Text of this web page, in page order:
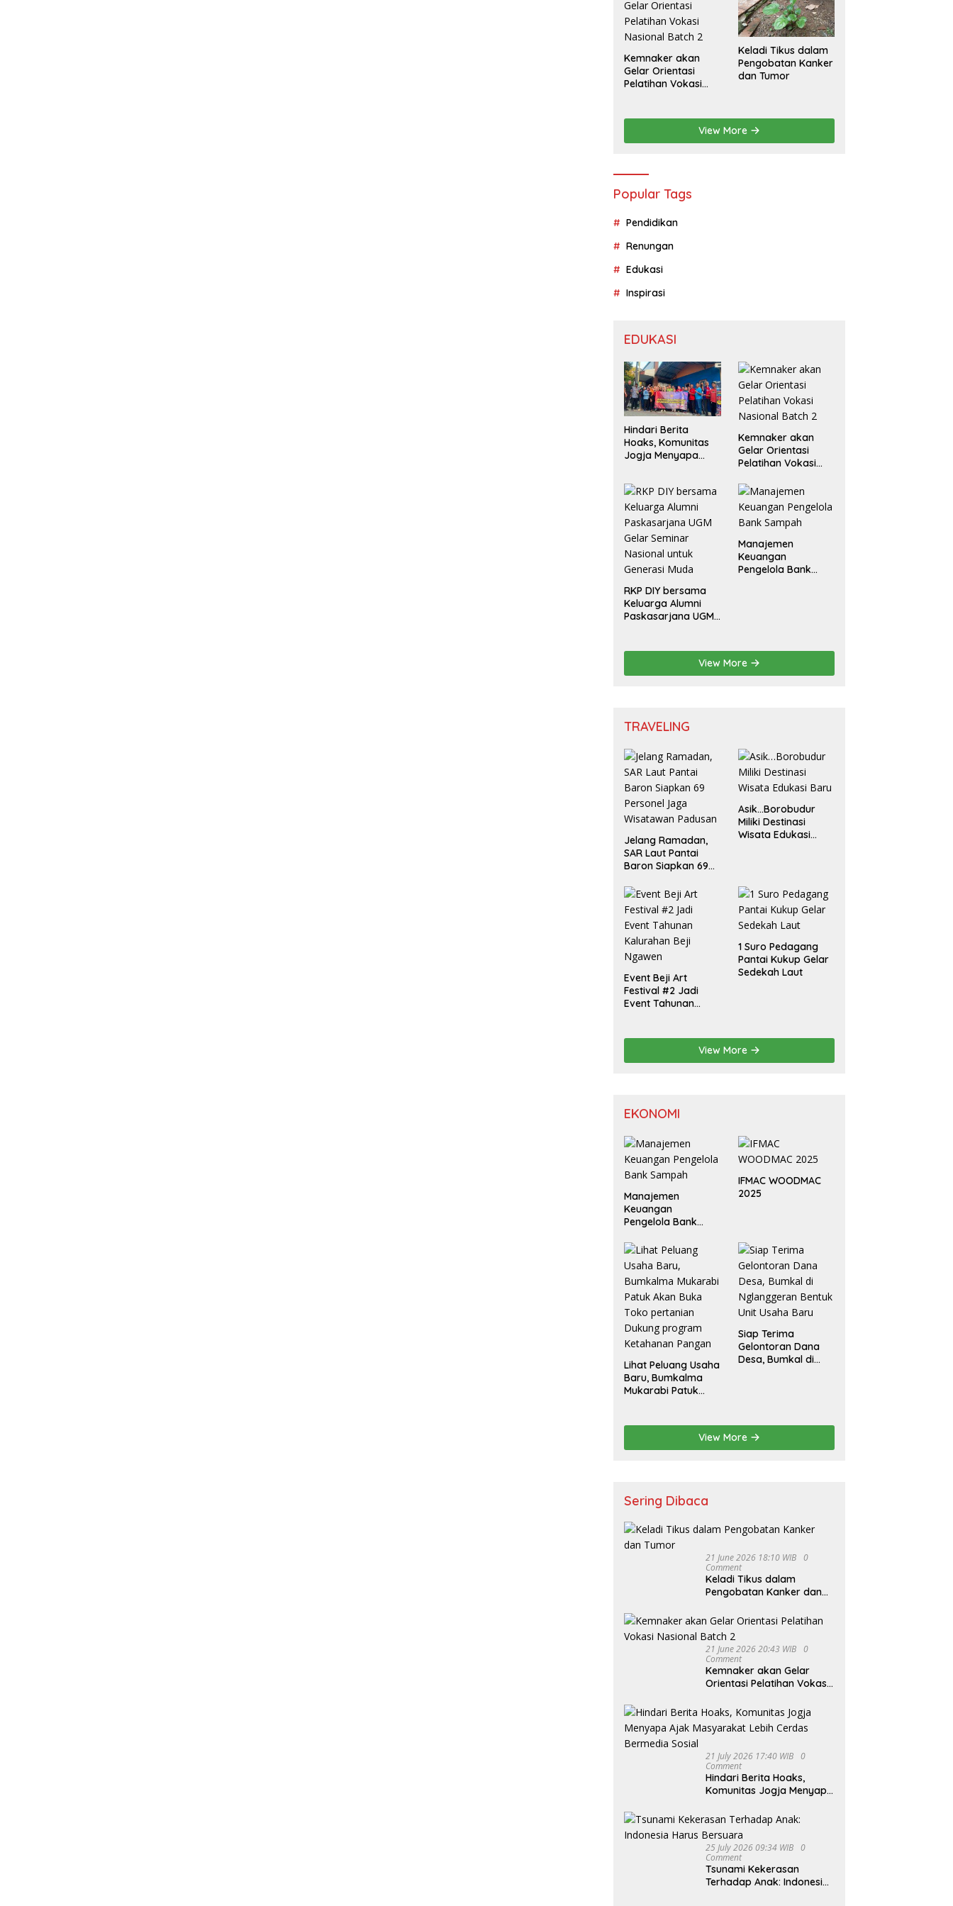
Kemnaker akan
Gelar Orientasi
Pelatihan Vokasi
Keladi Tikus dalam
Pengobatan Kanker
dan Tumor
View More
Popular Tags
Pendidikan
Renungan
Edukasi
Inspirasi
EDUKASI
Hindari Berita
Hoaks, Komunitas
Jogja Menyapa
Lebih Cerdas
Bermedia Sosial
Kemnaker akan
Gelar Orientasi
Pelatihan Vokasi
RKP DIY bersama
Keluarga Alumni
Paskasarjana UGM
Generasi Muda
Manajemen
Keuangan
Pengelola Bank
View More
TRAVELING
Jelang Ramadan,
SAR Laut Pantai
Baron Siapkan 69
Wisatawan Padusan
Asik…Borobudur
Miliki Destinasi
Wisata Edukasi
Event Beji Art
Festival #2 Jadi
Event Tahunan
1 Suro Pedagang
Pantai Kukup Gelar
Sedekah Laut
View More
EKONOMI
Manajemen
Keuangan
Pengelola Bank
IFMAC WOODMAC
2025
Lihat Peluang Usaha
Baru, Bumkalma
Mukarabi Patuk
program
Ketahanan Pangan
Siap Terima
Gelontoran Dana
Desa, Bumkal di
View More
Sering Dibaca
21 June 2026 18:10 WIB
0
Comment
Keladi Tikus dalam
Pengobatan Kanker dan
21 June 2026 20:43 WIB
0
Comment
Kemnaker akan Gelar
Orientasi Pelatihan Vokasi
21 July 2026 17:40 WIB
0
Comment
Hindari Berita Hoaks,
Komunitas Jogja Menyapa
Cerdas Bermedia Sosial
25 July 2026 09:34 WIB
0
Comment
Tsunami Kekerasan
Terhadap Anak: Indonesia